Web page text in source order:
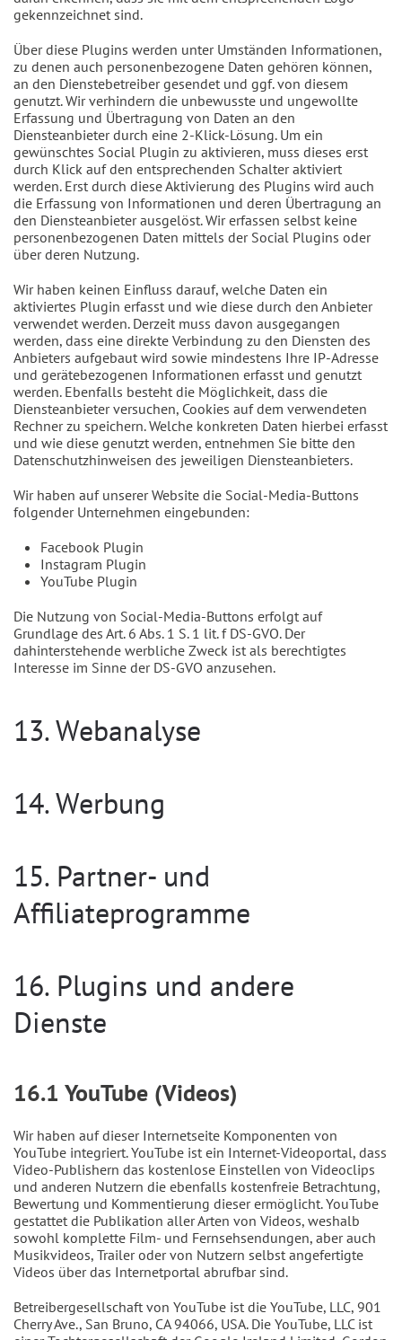
gekennzeichnet sind.
Über diese Plugins werden unter Umständen Informationen,
zu denen auch personenbezogene Daten gehören können,
an den Dienstebetreiber gesendet und ggf. von diesem
genutzt. Wir verhindern die unbewusste und ungewollte
Erfassung und Übertragung von Daten an den
Diensteanbieter durch eine 2-Klick-Lösung. Um ein
gewünschtes Social Plugin zu aktivieren, muss dieses erst
durch Klick auf den entsprechenden Schalter aktiviert
werden. Erst durch diese Aktivierung des Plugins wird auch
die Erfassung von Informationen und deren Übertragung an
den Diensteanbieter ausgelöst. Wir erfassen selbst keine
personenbezogenen Daten mittels der Social Plugins oder
über deren Nutzung.
Wir haben keinen Einfluss darauf, welche Daten ein
aktiviertes Plugin erfasst und wie diese durch den Anbieter
verwendet werden. Derzeit muss davon ausgegangen
werden, dass eine direkte Verbindung zu den Diensten des
Anbieters aufgebaut wird sowie mindestens Ihre IP-Adresse
und gerätebezogenen Informationen erfasst und genutzt
werden. Ebenfalls besteht die Möglichkeit, dass die
Diensteanbieter versuchen, Cookies auf dem verwendeten
Rechner zu speichern. Welche konkreten Daten hierbei erfasst
und wie diese genutzt werden, entnehmen Sie bitte den
Datenschutzhinweisen des jeweiligen Diensteanbieters.
Wir haben auf unserer Website die Social-Media-Buttons
folgender Unternehmen eingebunden:
Facebook Plugin
Instagram Plugin
YouTube Plugin
Die Nutzung von Social-Media-Buttons erfolgt auf
Grundlage des Art. 6 Abs. 1 S. 1 lit. f DS-GVO. Der
dahinterstehende werbliche Zweck ist als berechtigtes
Interesse im Sinne der DS-GVO anzusehen.
13. Webanalyse
14. Werbung
15. Partner- und
Affiliateprogramme
16. Plugins und andere
Dienste
16.1 YouTube (Videos)
Wir haben auf dieser Internetseite Komponenten von
YouTube integriert. YouTube ist ein Internet-Videoportal, dass
Video-Publishern das kostenlose Einstellen von Videoclips
und anderen Nutzern die ebenfalls kostenfreie Betrachtung,
Bewertung und Kommentierung dieser ermöglicht. YouTube
gestattet die Publikation aller Arten von Videos, weshalb
sowohl komplette Film- und Fernsehsendungen, aber auch
Musikvideos, Trailer oder von Nutzern selbst angefertigte
Videos über das Internetportal abrufbar sind.
Betreibergesellschaft von YouTube ist die YouTube, LLC, 901
Cherry Ave., San Bruno, CA 94066, USA. Die YouTube, LLC ist